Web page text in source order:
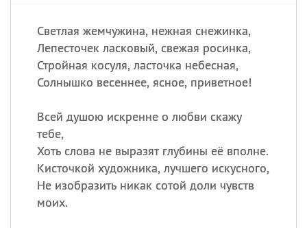
Светлая жемчужина, нежная снежинка,
Лепесточек ласковый, свежая росинка,
Стройная косуля, ласточка небесная,
Солнышко весеннее, ясное, приветное!
Всей душою искренне о любви скажу
тебе,
Хоть слова не выразят глубины её вполне.
Кисточкой художника, лучшего искусного,
Не изобразить никак сотой доли чувств
моих.